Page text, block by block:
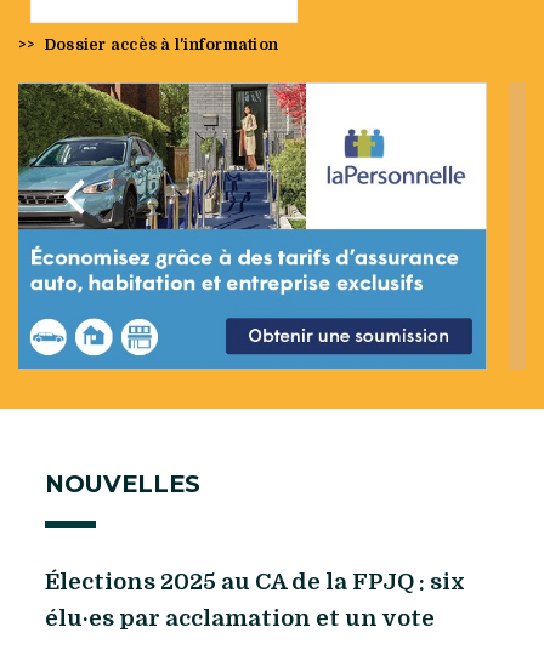
>> Dossier accès à l'information
Précédent
NOUVELLES
Élections 2025 au CA de la FPJQ : six
élu·es par acclamation et un vote